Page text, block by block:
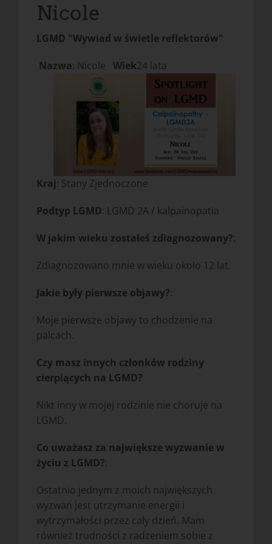
Nicole
LGMD "Wywiad w świetle reflektorów"
Nazwa: Nicole Wiek24 lata
Kraj: Stany Zjednoczone
Podtyp LGMD: LGMD 2A / kalpainopatia
W jakim wieku zostałeś zdiagnozowany?:
Zdiagnozowano mnie w wieku około 12 lat.
Jakie były pierwsze objawy?:
Moje pierwsze objawy to chodzenie na
palcach.
Czy masz innych członków rodziny
cierpiących na LGMD?
Nikt inny w mojej rodzinie nie choruje na
LGMD.
Co uważasz za największe wyzwanie w
życiu z LGMD?:
Ostatnio jednym z moich największych
wyzwań jest utrzymanie energii i
wytrzymałości przez cały dzień. Mam
również trudności z radzeniem sobie z